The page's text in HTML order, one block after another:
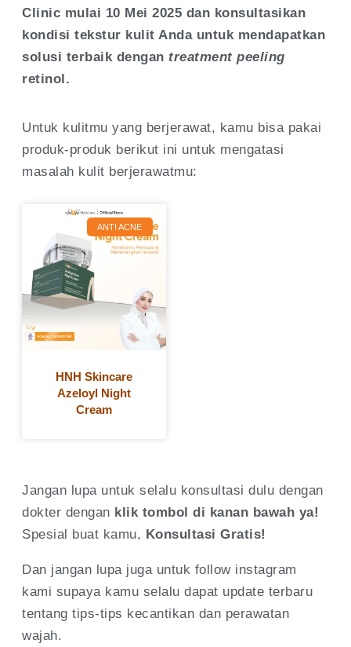
Clinic mulai 10 Mei 2025 dan konsultasikan
kondisi tekstur kulit Anda untuk mendapatkan
solusi terbaik dengan treatment peeling
retinol.
Untuk kulitmu yang berjerawat, kamu bisa pakai
produk-produk berikut ini untuk mengatasi
masalah kulit berjerawatmu:
ANTI ACNE
HNH Skincare
Azeloyl Night
Cream
Jangan lupa untuk selalu konsultasi dulu dengan
dokter dengan klik tombol di kanan bawah ya!
Spesial buat kamu, Konsultasi Gratis!
Dan jangan lupa juga untuk follow instagram
kami supaya kamu selalu dapat update terbaru
tentang tips-tips kecantikan dan perawatan
wajah.